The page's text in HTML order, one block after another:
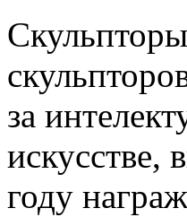
за
году